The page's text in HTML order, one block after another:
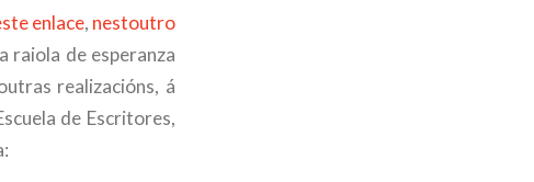
enlace, nestoutro
raiola de esperanza
realizacións, á
de Escritores,